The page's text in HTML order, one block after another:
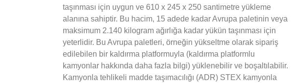
taşınması için uygun ve 610 x 245 x 250 santimetre yükleme
alanına sahiptir. Bu hacim, 15 adede kadar Avrupa paletinin veya
maksimum 2.140 kilogram ağırlığa kadar yükün taşınması için
yeterlidir. Bu Avrupa paletleri, örneğin yükseltme olarak sipariş
edilebilen bir kaldırma platformuyla (kaldırma platformlu
kamyonlar hakkında daha fazla bilgi) yüklenebilir ve boşaltılabilir.
Kamyonla tehlikeli madde taşımacılığı (ADR) STEX kamyonla